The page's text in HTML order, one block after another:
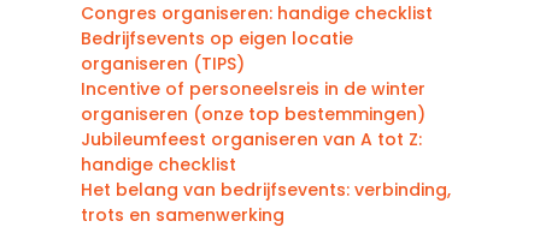
Congres organiseren: handige checklist
Bedrijfsevents op eigen locatie
organiseren (TIPS)
Incentive of personeelsreis in de winter
organiseren (onze top bestemmingen)
Jubileumfeest organiseren van A tot Z:
handige checklist
Het belang van bedrijfsevents: verbinding,
trots en samenwerking